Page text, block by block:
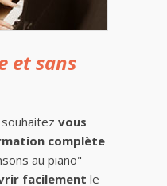
et sans
vous
complète
au piano"
facilement le